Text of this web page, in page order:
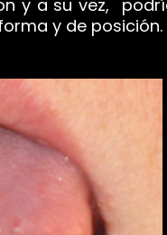
y a su vez,
y de